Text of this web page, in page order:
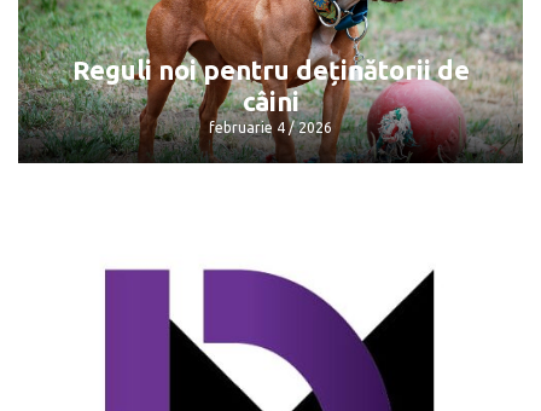
gazele naturale
februarie 4 / 2026
Reguli noi pentru deținătorii de
câini
februarie 4 / 2026
Reguli noi pentru deținătorii de câini
februarie 4 / 2026